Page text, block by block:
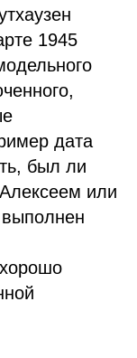
1945
дата
был ли
или